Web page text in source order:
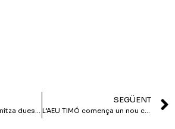
Aikido Makoto organitza dues sessions de portes obertes a l’octubre
SEGÜENT
L’AEU TIMÓ comença un nou curs amb una xerrada sobre Dret